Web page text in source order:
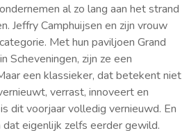
al zo lang aan het strand
Jeffry Camphuijsen en zijn vrouw
Met hun paviljoen Grand
Scheveningen, zijn ze een
een klassieker, dat betekent niet
verrast, innoveert en
dit voorjaar volledig vernieuwd. En
dat eigenlijk zelfs eerder gewild.